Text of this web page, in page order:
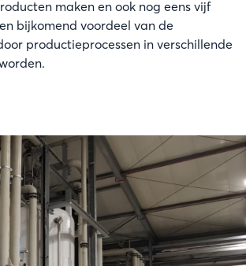
maken en ook nog eens vijf
bijkomend voordeel van de
productieprocessen in verschillende